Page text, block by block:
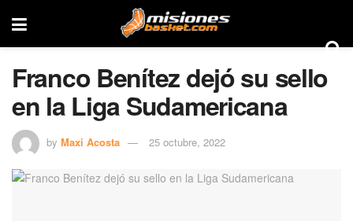
Franco Benítez dejó su sello
en la Liga Sudamericana
by Maxi Acosta 25 octubre, 2022